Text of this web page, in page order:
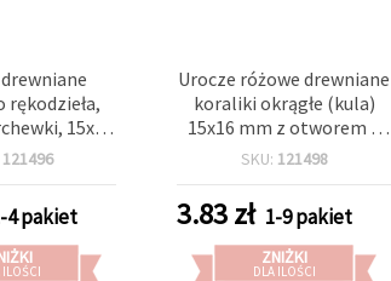
rękodzieła,
15x16
mm, białe -
121496
4 pakiet
ILOŚCI
Urocze różowe drewniane
koraliki okrągłe (kula)
15x16 mm z otworem 4
mm – opakowanie 20 szt.,
SKU: 121498
3.83zł 1-9 pakiet
ZNIŻKI
DLA ILOŚCI